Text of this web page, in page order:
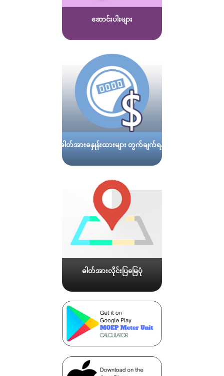
ဆောင်းပါးများ
ဓါတ်အားခနှုန်းထားများ တွက်ချက်ရန်
ဓါတ်အားလိုင်းပြမြေပုံ